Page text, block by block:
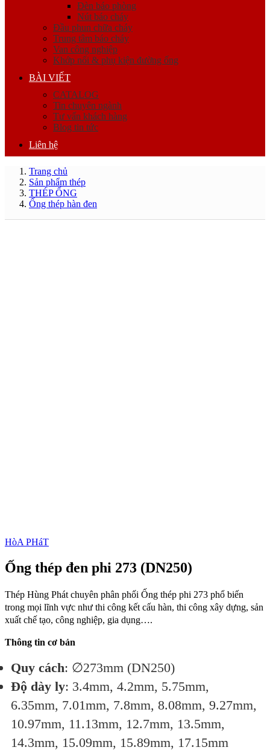
Đèn báo phòng
Nút báo cháy
Đầu phun chữa cháy
Trung tâm báo cháy
Van công nghiệp
Khớp nối & phụ kiện đường ống
BÀI VIẾT
CATALOG
Tin chuyên ngành
Tư vấn khách hàng
Blog tin tức
Liên hệ
Trang chủ
Sản phẩm thép
THÉP ỐNG
Ống thép hàn đen
HòA PHáT
Ống thép đen phi 273 (DN250)
Thép Hùng Phát chuyên phân phối Ống thép phi 273 phổ biến
trong mọi lĩnh vực như thi công kết cấu hàn, thi công xây dựng, sản
xuất chế tạo, công nghiệp, gia dụng….
Thông tin cơ bản
Quy cách: ∅273mm (DN250)
Độ dày ly: 3.4mm, 4.2mm, 5.75mm,
6.35mm, 7.01mm, 7.8mm, 8.08mm, 9.27mm,
10.97mm, 11.13mm, 12.7mm, 13.5mm,
14.3mm, 15.09mm, 15.89mm, 17.15mm